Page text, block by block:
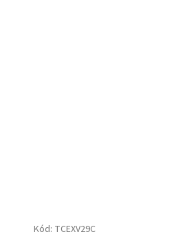
Kód: TCEXV29C